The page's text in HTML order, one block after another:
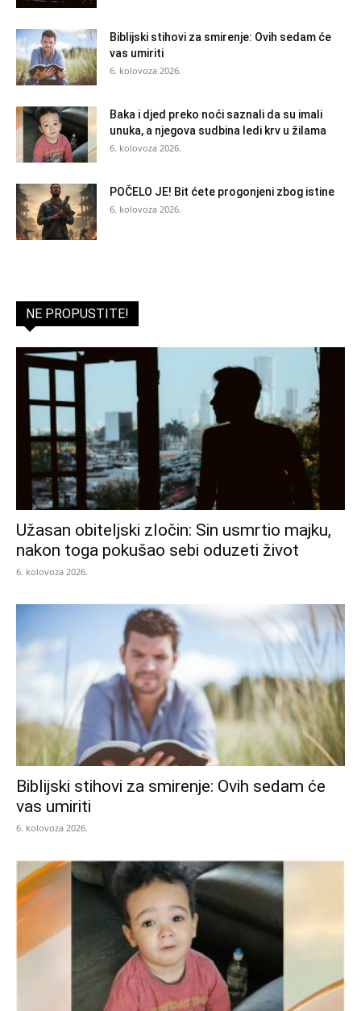
Biblijski stihovi za smirenje: Ovih sedam će
vas umiriti
6. kolovoza 2026.
Baka i djed preko noći saznali da su imali
unuka, a njegova sudbina ledi krv u žilama
6. kolovoza 2026.
POČELO JE! Bit ćete progonjeni zbog istine
6. kolovoza 2026.
NE PROPUSTITE!
Užasan obiteljski zločin: Sin usmrtio majku,
nakon toga pokušao sebi oduzeti život
6. kolovoza 2026.
Biblijski stihovi za smirenje: Ovih sedam će
vas umiriti
6. kolovoza 2026.